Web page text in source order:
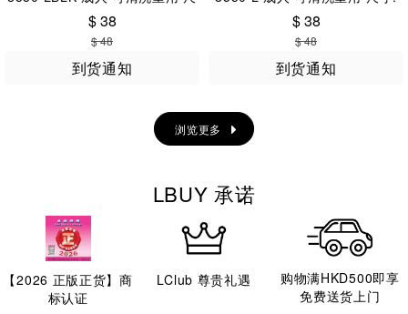
寸: 26 x 16.5 (+-0.5)cm
$ 38
$ 48
到货通知
26 x 16.5 (+ -0.5)cm
$ 38
$ 48
到货通知
浏览更多
LBUY 承诺
【2026 正版正货】商
标认证
LClub 尊贵礼遇
购物满HKD500即享
免费送货上门